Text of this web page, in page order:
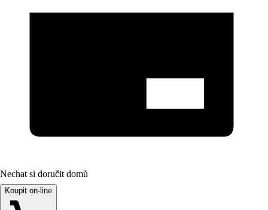
Nechat si doručit domů
Koupit on-line